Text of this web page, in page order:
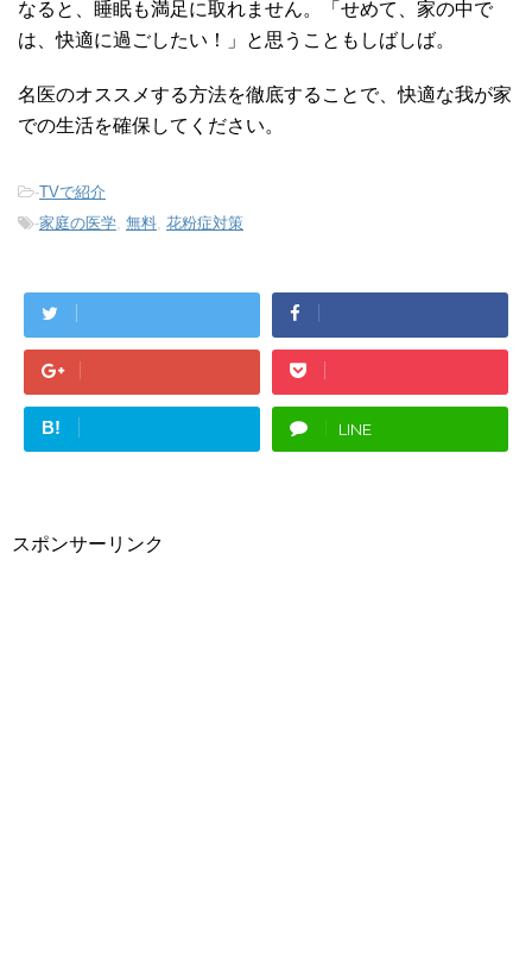
なると、睡眠も満足に取れません。「せめて、家の中で
は、快適に過ごしたい！」と思うこともしばしば。
名医のオススメする方法を徹底することで、快適な我が家
での生活を確保してください。
-TVで紹介
-家庭の医学, 無料, 花粉症対策
B! LINE
スポンサーリンク